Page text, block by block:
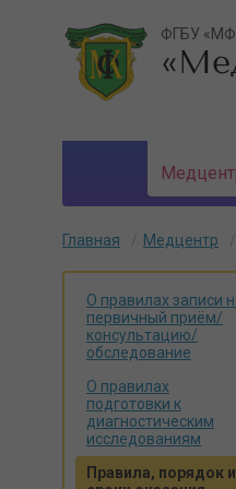
ФГБУ
Личный
Главная Медцентр
О правилах записи
первичный приём/
консультацию/
обследование
О правилах
подготовки к
диагностическим
исследованиям
Правила, порядок и